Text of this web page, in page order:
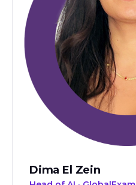
Dima El Zein